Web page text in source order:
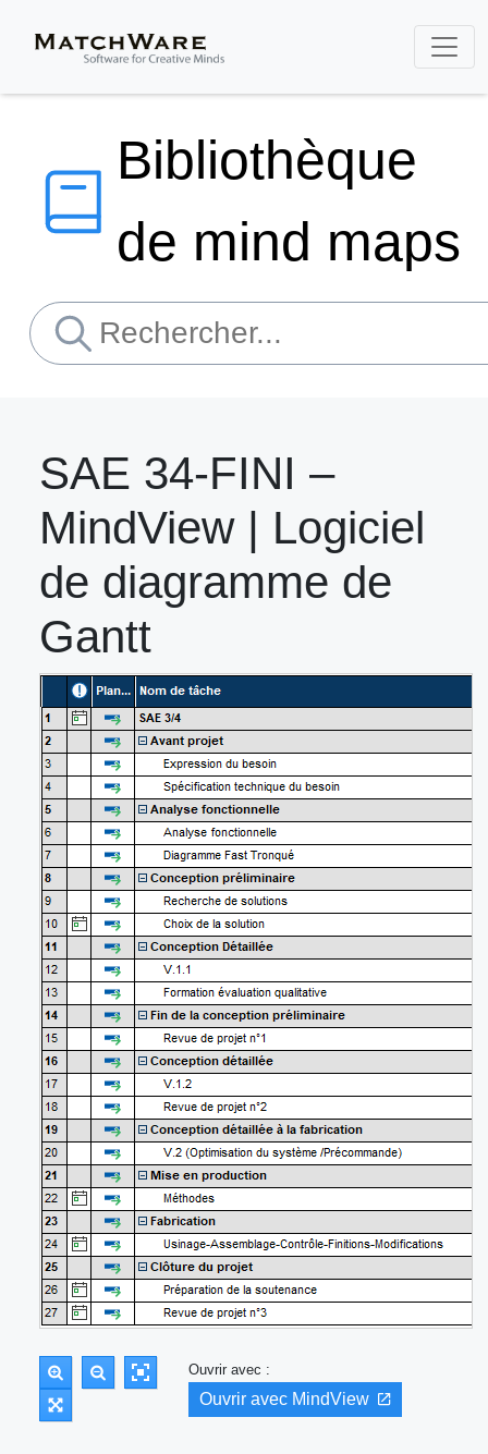
Bibliothèque
de mind maps
SAE 34-FINI –
MindView | Logiciel
de diagramme de
Gantt
Ouvrir avec :
Ouvrir avec MindView